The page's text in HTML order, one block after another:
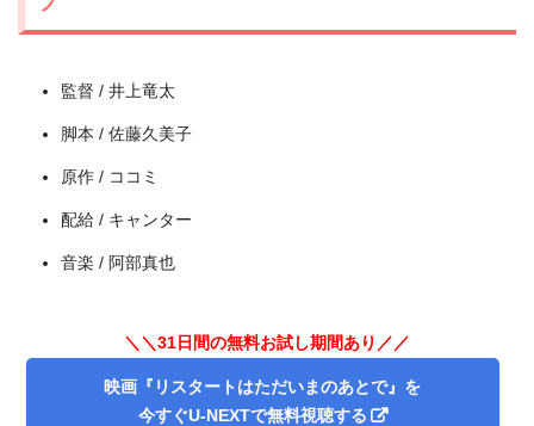
監督 / 井上竜太
脚本 / 佐藤久美子
原作 / ココミ
配給 / キャンター
音楽 / 阿部真也
＼＼31日間の無料お試し期間あり／／
映画『リスタートはただいまのあとで』を
今すぐU-NEXTで無料視聴する